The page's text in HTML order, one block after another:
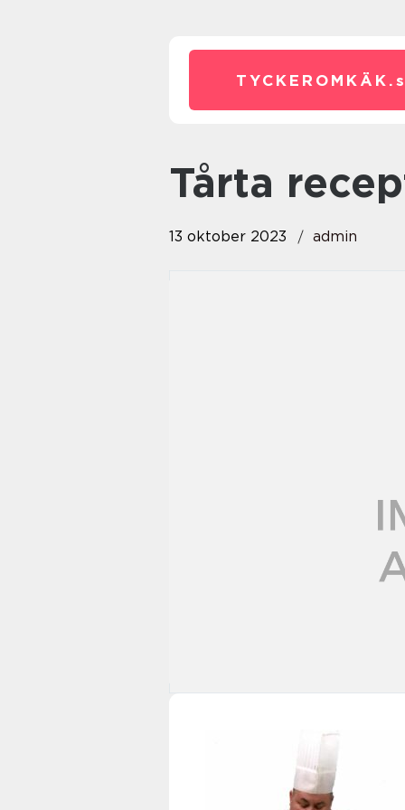
TYCKEROMKÄK.
tårta
13 oktober 2023 admin